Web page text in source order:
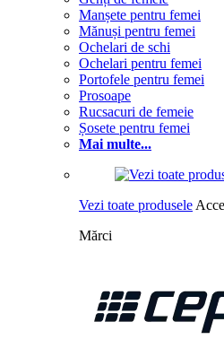
Manșete pentru femei
Mănuși pentru femei
Ochelari de schi
Ochelari pentru femei
Portofele pentru femei
Prosoape
Rucsacuri de femeie
Șosete pentru femei
Mai multe...
Vezi toate produsele
Mărci